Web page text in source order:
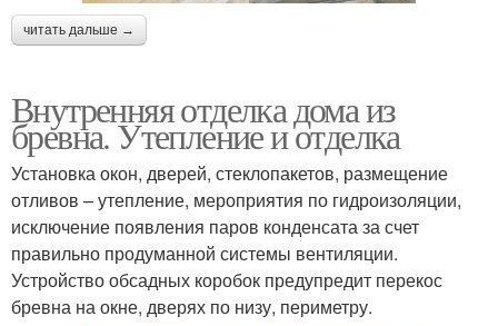
читать дальше →
Внутренняя отделка дома из
бревна. Утепление и отделка
Установка окон, дверей, стеклопакетов, размещение
отливов – утепление, мероприятия по гидроизоляции,
исключение появления паров конденсата за счет
правильно продуманной системы вентиляции.
Устройство обсадных коробок предупредит перекос
бревна на окне, дверях по низу, периметру.